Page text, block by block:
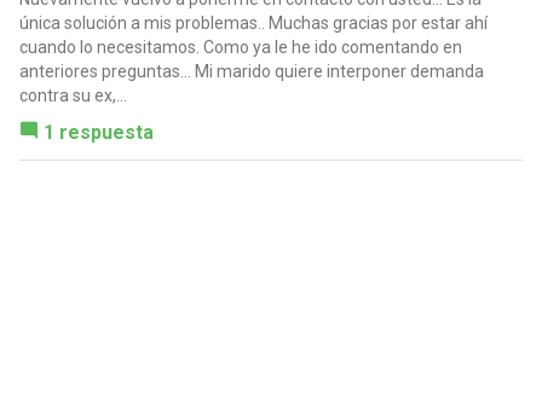
única solución a mis problemas.. Muchas gracias por estar ahí
cuando lo necesitamos. Como ya le he ido comentando en
anteriores preguntas... Mi marido quiere interponer demanda
contra su ex,...
1 respuesta